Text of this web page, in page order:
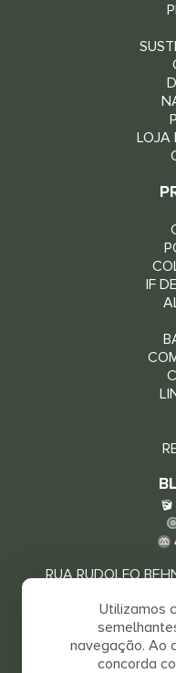
LOJA
IF
RUA RUDOLFO
VEJA
Utilizamos
navegação. Ao
concorda